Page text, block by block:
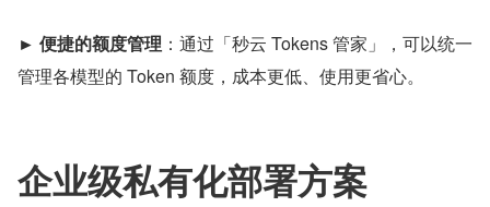
► 便捷的额度管理 ：通过「秒云 Tokens 管家」，可以统一
管理各模型的 Token 额度，成本更低、使用更省心。
企业级私有化部署方案